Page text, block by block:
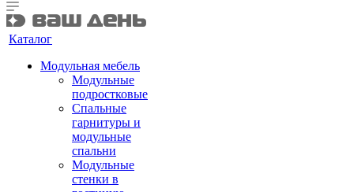
Каталог
Модульная мебель
Модульные
подростковые
Спальные
гарнитуры и
модульные
спальни
Модульные
стенки в